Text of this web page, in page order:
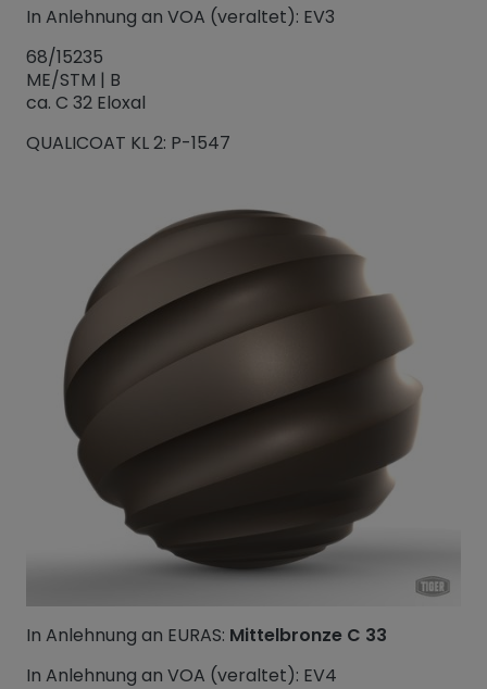
In Anlehnung an VOA (veraltet): EV3
68/15235
ME/STM | B
ca. C 32 Eloxal
QUALICOAT KL 2: P-1547
In Anlehnung an EURAS: Mittelbronze C 33
In Anlehnung an VOA (veraltet): EV4